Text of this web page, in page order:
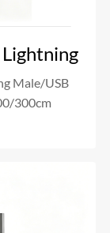
Male/USB
300cm